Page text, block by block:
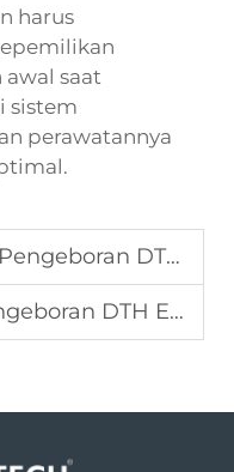
harus
saat
sistem
perawatannya
2026: Metode, Alat & Aplikasi
Esensial untuk Efisiensi Maksimal